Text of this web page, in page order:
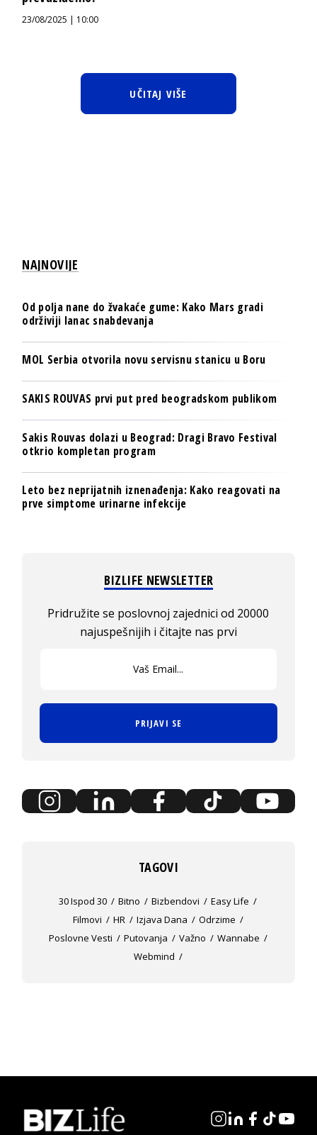
23/08/2025 | 10:00
UČITAJ VIŠE
NAJNOVIJE
Od polja nane do žvakaće gume: Kako Mars gradi
održiviji lanac snabdevanja
MOL Serbia otvorila novu servisnu stanicu u Boru
SAKIS ROUVAS prvi put pred beogradskom publikom
Sakis Rouvas dolazi u Beograd: Dragi Bravo Festival
otkrio kompletan program
Leto bez neprijatnih iznenađenja: Kako reagovati na
prve simptome urinarne infekcije
BIZLIFE NEWSLETTER
Pridružite se poslovnoj zajednici od 20000
najuspešnijih i čitajte nas prvi
PRIJAVI SE
TAGOVI
30 Ispod 30 Bitno Bizbendovi
Easy Life
Filmovi
HR Izjava Dana
Odrzime
Poslovne Vesti
Putovanja Važno
Wannabe
Webmind